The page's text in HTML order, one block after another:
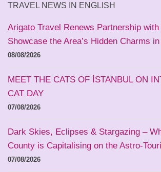
TRAVEL NEWS IN ENGLISH
Arigato Travel Renews Partnership
Showcase the Area’s Hidden Charms
08/08/2026
MEET THE CATS OF İSTANBUL ON
CAT DAY
07/08/2026
Dark Skies, Eclipses & Stargazing –
County is Capitalising on the Astro-
07/08/2026